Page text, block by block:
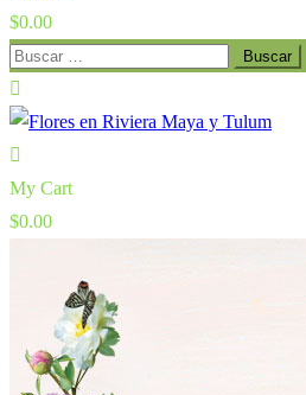
$0.00
Buscar:
My Cart
$0.00